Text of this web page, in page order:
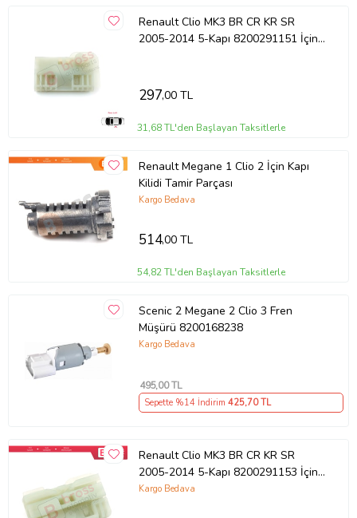
Renault Clio MK3 BR CR KR SR
2005-2014 5-Kapı 8200291151 İçin
297,00 TL
31,68 TL'den Başlayan Taksitlerle
Renault Megane 1 Clio 2 İçin Kapı
Kilidi Tamir Parçası
Kargo Bedava
514,00 TL
54,82 TL'den Başlayan Taksitlerle
Scenic 2 Megane 2 Clio 3 Fren
Müşürü 8200168238
Kargo Bedava
495,00 TL
Sepette %14 İndirim 425,70 TL
Renault Clio MK3 BR CR KR SR
2005-2014 5-Kapı 8200291153 İçin
Arka Sağ Cam Kriko Tamir Klipsi
Kargo Bedava